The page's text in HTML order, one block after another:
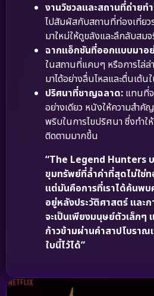
งานวิชวลและสถานที่ถ่ายท
ไปสัมผัสกับสถานที่ท่องเที่ย
มาใหม่ให้ดูขลังและลึกลับสม
ฉากแอ็กชันที่ออกแบบมาอ
ในสถานที่แคบๆ หรือการไล่
มาได้อย่างลื่นไหลและตื่นเต้น
ปริศนาที่ชาญฉลาด: แทนที่
อย่างเดียว หนังให้ความสำคั
พริบในการไขปริศนา ซึ่งทำ
ติดตามมากขึ้น
“The Legend Hunters
ขุมทรัพย์ที่ล้ำค่าที่สุดไม่ใ
แต่มันคือการที่เราได้ค้นพบ
อยู่หลังประวัติศาสตร์ และ
จะเป็นเพียงมนุษย์ตัวเล็กๆ
ก้าวข้ามผ่านคำสาปโบรา
ใบนี้ไว้ได้”